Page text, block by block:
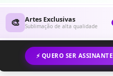
🎨 Artes Exclusivas
Sublimação de alta qualidade
⚡ QUERO SER ASSINANTE